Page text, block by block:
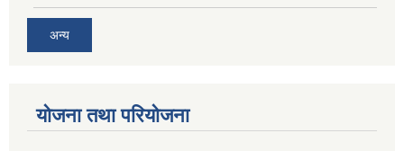
अन्य
योजना तथा परियोजना